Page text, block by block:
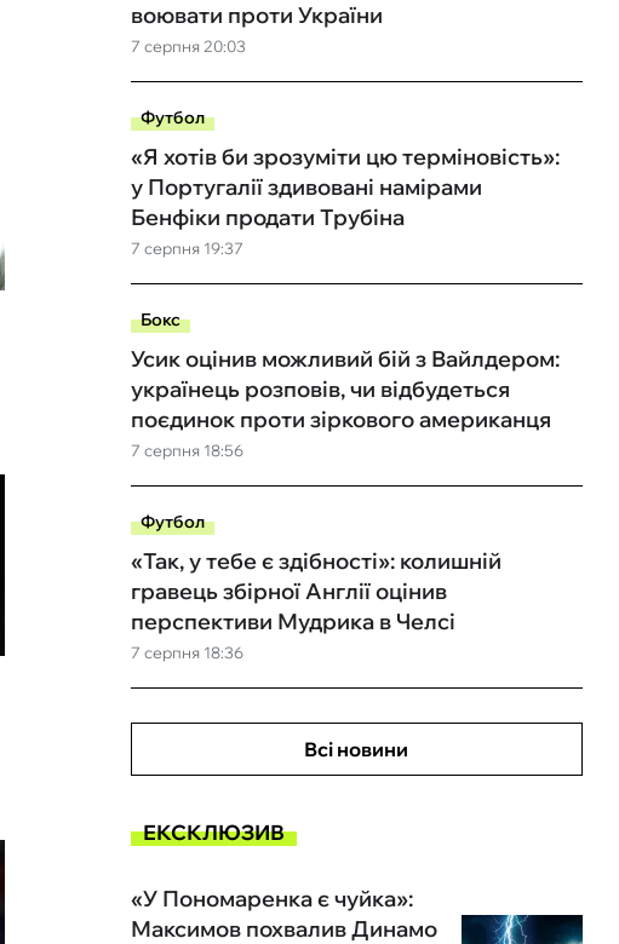
7 серпня 20:03
воювати проти України
Футбол
7 серпня 19:37
«Я хотів би зрозуміти цю терміновість»:
у Португалії здивовані намірами
Бенфіки продати Трубіна
Бокс
7 серпня 18:56
Усик оцінив можливий бій з Вайлдером:
українець розповів, чи відбудеться
поєдинок проти зіркового американця
Футбол
7 серпня 18:36
«Так, у тебе є здібності»: колишній
гравець збірної Англії оцінив
перспективи Мудрика в Челсі
Всі новини
ЕКСКЛЮЗИВ
«У Пономаренка є чуйка»:
Максимов похвалив Динамо